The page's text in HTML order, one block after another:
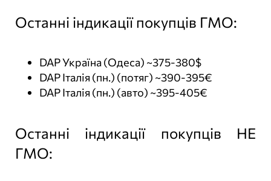
Останні індикації покупців ГМО:
DAP Україна (Одеса) ~375-380$
DAP Італія (пн.) (потяг) ~390-395€
DAP Італія (пн.) (авто) ~395-405€
Останні індикації покупців НЕ
ГМО: